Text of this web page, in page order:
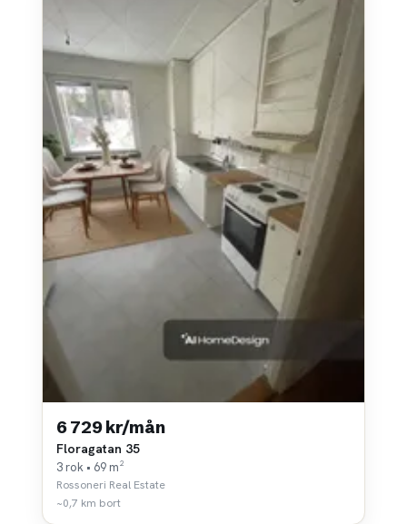
6 729 kr/mån
Floragatan 35
3 rok • 69 m²
Rossoneri Real Estate
~0,7 km bort